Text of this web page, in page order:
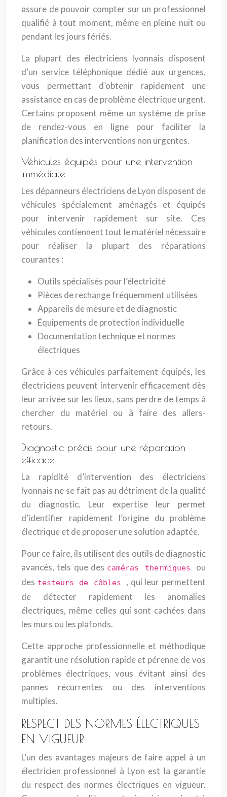
assure de pouvoir compter sur un professionnel
qualifié à tout moment, même en pleine nuit ou
pendant les jours fériés.
La plupart des électriciens lyonnais disposent
d’un service téléphonique dédié aux urgences,
vous permettant d’obtenir rapidement une
assistance en cas de problème électrique urgent.
Certains proposent même un système de prise
de rendez-vous en ligne pour faciliter la
planification des interventions non urgentes.
Véhicules équipés pour une intervention
immédiate
Les dépanneurs électriciens de Lyon disposent de
véhicules spécialement aménagés et équipés
pour intervenir rapidement sur site. Ces
véhicules contiennent tout le matériel nécessaire
pour réaliser la plupart des réparations
courantes :
Outils spécialisés pour l’électricité
Pièces de rechange fréquemment utilisées
Appareils de mesure et de diagnostic
Équipements de protection individuelle
Documentation technique et normes
électriques
Grâce à ces véhicules parfaitement équipés, les
électriciens peuvent intervenir efficacement dès
leur arrivée sur les lieux, sans perdre de temps à
chercher du matériel ou à faire des allers-
retours.
Diagnostic précis pour une réparation
efficace
La rapidité d’intervention des électriciens
lyonnais ne se fait pas au détriment de la qualité
du diagnostic. Leur expertise leur permet
d’identifier rapidement l’origine du problème
électrique et de proposer une solution adaptée.
Pour ce faire, ils utilisent des outils de diagnostic
avancés, tels que des caméras thermiques ou
des testeurs de câbles , qui leur permettent
de détecter rapidement les anomalies
électriques, même celles qui sont cachées dans
les murs ou les plafonds.
Cette approche professionnelle et méthodique
garantit une résolution rapide et pérenne de vos
problèmes électriques, vous évitant ainsi des
pannes récurrentes ou des interventions
multiples.
RESPECT DES NORMES ÉLECTRIQUES
EN VIGUEUR
L’un des avantages majeurs de faire appel à un
électricien professionnel à Lyon est la garantie
du respect des normes électriques en vigueur.